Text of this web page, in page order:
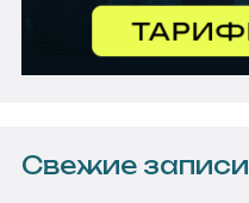
Свежие записи